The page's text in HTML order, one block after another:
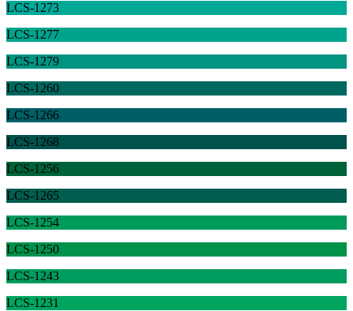
LCS-1273
LCS-1277
LCS-1279
LCS-1260
LCS-1266
LCS-1268
LCS-1256
LCS-1265
LCS-1254
LCS-1250
LCS-1243
LCS-1231